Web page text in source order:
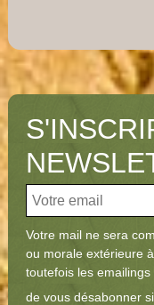
Votre mail ne sera
ou morale extérieure
toutefois les
de vous désabonner